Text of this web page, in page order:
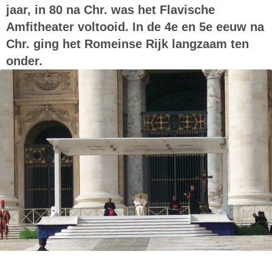
jaar, in 80 na Chr. was het Flavische
Amfitheater voltooid. In de 4e en 5e eeuw na
Chr. ging het Romeinse Rijk langzaam ten
onder.